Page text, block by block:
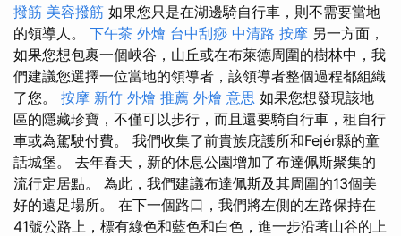
撥筋 美容撥筋 如果您只是在湖邊騎自行車，則不需要當地
的領導人。 下午茶 外燴 台中刮痧 中清路 按摩 另一方面，
如果您想包裹一個峽谷，山丘或在布萊德周圍的樹林中，我
們建議您選擇一位當地的領導者，該領導者整個過程都組織
了您。 按摩 新竹 外燴 推薦 外燴 意思 如果您想發現該地
區的隱藏珍寶，不僅可以步行，而且還要騎自行車，租自行
車或為駕駛付費。 我們收集了前貴族庇護所和Fejér縣的童
話城堡。 去年春天，新的休息公園增加了布達佩斯聚集的
流行定居點。 為此，我們建議布達佩斯及其周圍的13個美
好的遠足場所。 在下一個路口，我們將左側的左路保持在
41號公路上，標有綠色和藍色和白色，進一步沿著山谷的上